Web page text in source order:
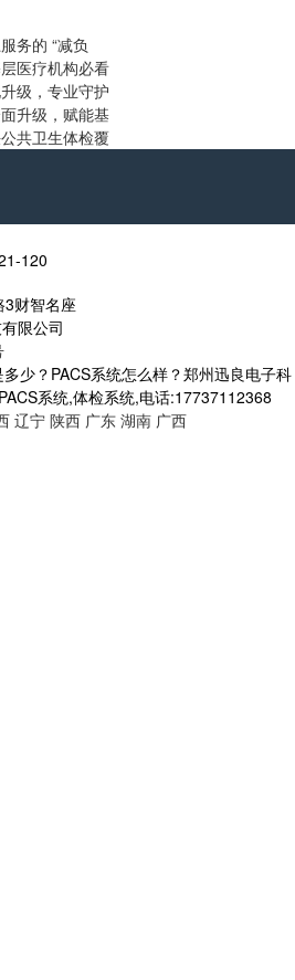
务的 “减负
医疗机构必看
级，专业守护
升级，赋能基
共卫生体检覆
120
财智名座
限公司
少？PACS系统怎么样？郑州迅良电子科
系统,体检系统,电话:17737112368
辽宁 陕西 广东 湖南 广西